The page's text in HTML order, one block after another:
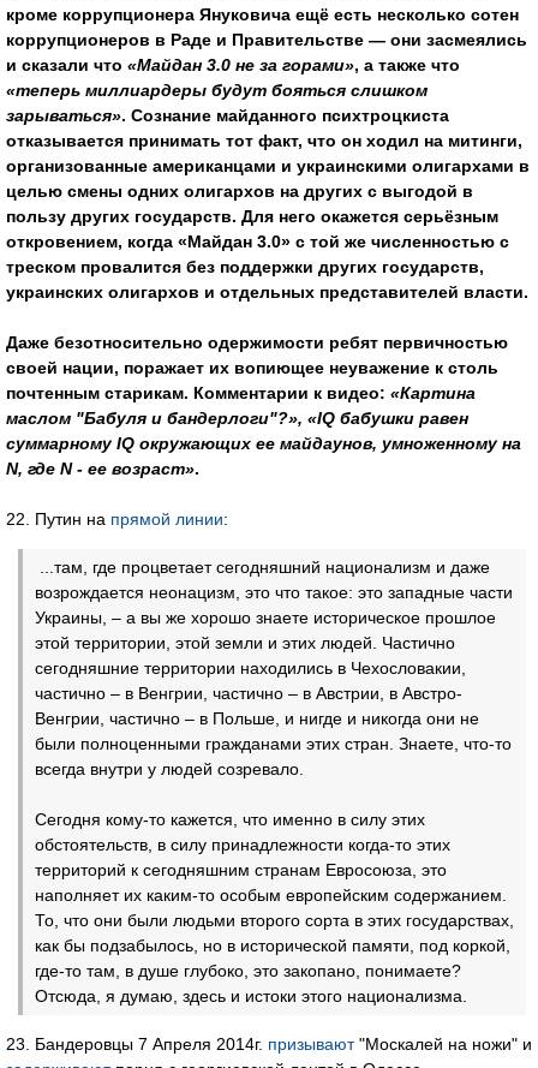
кроме коррупционера Януковича ещё есть несколько сотен
коррупционеров в Раде и Правительстве — они засмеялись
и сказали что «Майдан 3.0 не за горами», а также что
«теперь миллиардеры будут бояться слишком
зарываться». Сознание майданного психтроцкиста
отказывается принимать тот факт, что он ходил на митинги,
организованные американцами и украинскими олигархами в
целью смены одних олигархов на других с выгодой в
пользу других государств. Для него окажется серьёзным
откровением, когда «Майдан 3.0» с той же численностью с
треском провалится без поддержки других государств,
украинских олигархов и отдельных представителей власти.
Даже безотносительно одержимости ребят первичностью
своей нации, поражает их вопиющее неуважение к столь
почтенным старикам. Комментарии к видео: «Картина
маслом "Бабуля и бандерлоги"?», «IQ бабушки равен
суммарному IQ окружающих ее майдаунов, умноженному на
N, где N - ее возраст».
22. Путин на прямой линии:
...там, где процветает сегодняшний национализм и даже
возрождается неонацизм, это что такое: это западные части
Украины, – а вы же хорошо знаете историческое прошлое
этой территории, этой земли и этих людей. Частично
сегодняшние территории находились в Чехословакии,
частично – в Венгрии, частично – в Австрии, в Австро-
Венгрии, частично – в Польше, и нигде и никогда они не
были полноценными гражданами этих стран. Знаете, что-то
всегда внутри у людей созревало.
Сегодня кому-то кажется, что именно в силу этих
обстоятельств, в силу принадлежности когда-то этих
территорий к сегодняшним странам Евросоюза, это
наполняет их каким-то особым европейским содержанием.
То, что они были людьми второго сорта в этих государствах,
как бы подзабылось, но в исторической памяти, под коркой,
где-то там, в душе глубоко, это закопано, понимаете?
Отсюда, я думаю, здесь и истоки этого национализма.
23. Бандеровцы 7 Апреля 2014г. призывают"Москалей на ножи" и